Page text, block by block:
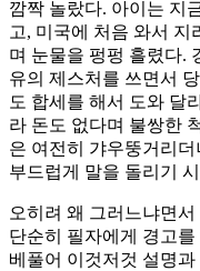
깜짝 놀랐다. 아이는 지
고, 미국에 처음 와서 지
며 눈물을 펑펑 흘렸다.
유의 제스처를 쓰면서
도 합세를 해서 도와 달
라 돈도 없다며 불쌍한
은 여전히 갸우뚱거리
부드럽게 말을 돌리기
오히려 왜 그러느냐면
단순히 필자에게 경고
베풀어 이것저것 설명